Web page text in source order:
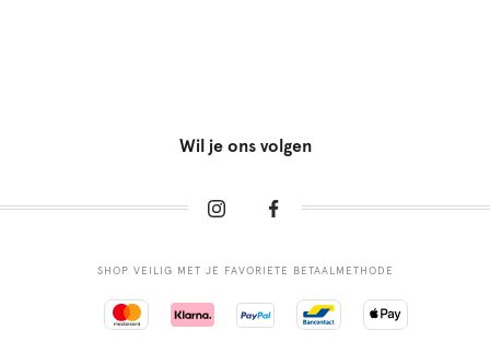
Wil je ons volgen
SHOP VEILIG MET JE FAVORIETE BETAALMETHODE